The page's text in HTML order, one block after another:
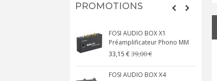
PROMOTIONS
FOSI AUDIO BOX X1
Préamplificateur Phono MM
33,15 €39,00 €
FOSI AUDIO BOX X4